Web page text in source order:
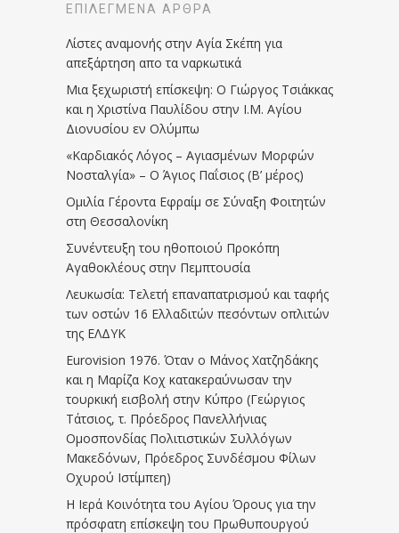
ΕΠΙΛΕΓΜΈΝΑ ΆΡΘΡΑ
Λίστες αναμονής στην Αγία Σκέπη για
απεξάρτηση απο τα ναρκωτικά
Μια ξεχωριστή επίσκεψη: Ο Γιώργος Τσιάκκας
και η Χριστίνα Παυλίδου στην Ι.Μ. Αγίου
Διονυσίου εν Ολύμπω
«Καρδιακός Λόγος – Αγιασμένων Μορφών
Νοσταλγία» – Ο Άγιος Παΐσιος (Β’ μέρος)
Ομιλία Γέροντα Εφραίμ σε Σύναξη Φοιτητών
στη Θεσσαλονίκη
Συνέντευξη του ηθοποιού Προκόπη
Αγαθοκλέους στην Πεμπτουσία
Λευκωσία: Τελετή επαναπατρισμού και ταφής
των οστών 16 Ελλαδιτών πεσόντων οπλιτών
της ΕΛΔΥΚ
Eurovision 1976. Όταν ο Μάνος Χατζηδάκης
και η Μαρίζα Κοχ κατακεραύνωσαν την
τουρκική εισβολή στην Κύπρο (Γεώργιος
Τάτσιος, τ. Πρόεδρος Πανελλήνιας
Ομοσπονδίας Πολιτιστικών Συλλόγων
Μακεδόνων, Πρόεδρος Συνδέσμου Φίλων
Οχυρού Ιστίμπεη)
Η Ιερά Κοινότητα του Αγίου Όρους για την
πρόσφατη επίσκεψη του Πρωθυπουργού